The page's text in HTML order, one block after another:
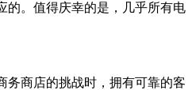
。值得庆幸的是，几乎所有电
商店的挑战时，拥有可靠的客